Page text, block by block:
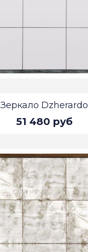
Зеркало Dzherardo
51 480 руб